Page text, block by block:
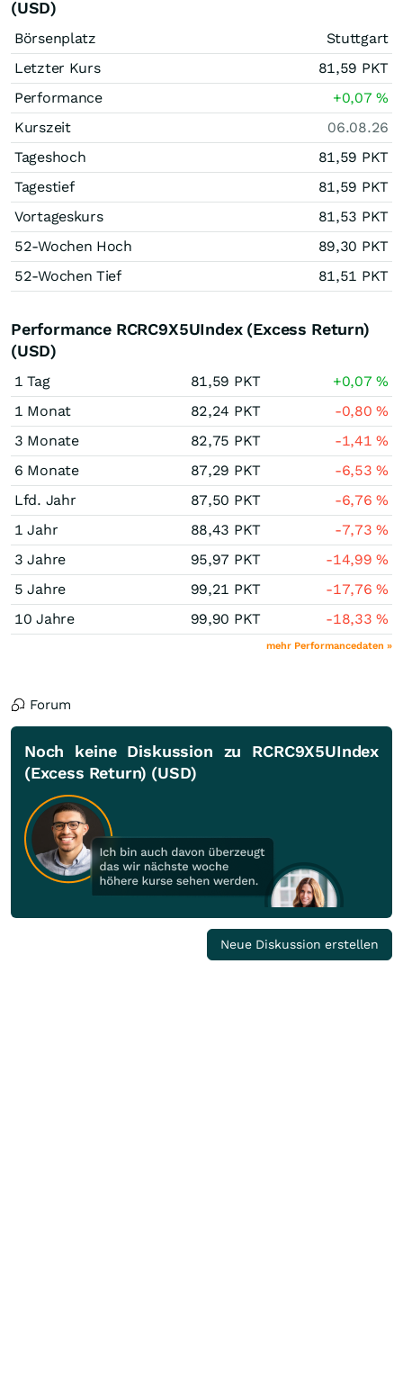
(USD)
Börsenplatz
Stuttgart
Letzter Kurs
81,59 PKT
Performance
+0,07%
Kurszeit
06.08.26
Tageshoch
81,59 PKT
Tagestief
81,59 PKT
Vortageskurs
81,53 PKT
52-Wochen Hoch
89,30 PKT
52-Wochen Tief
81,51 PKT
Performance RCRC9X5UIndex (Excess Return)
(USD)
1 Tag 81,59 PKT +0,07%
1 Monat
82,24 PKT -0,80%
3 Monate
82,75 PKT -1,41%
6 Monate
87,29 PKT -6,53%
Lfd. Jahr
87,50 PKT -6,76%
1 Jahr
88,43 PKT -7,73%
3 Jahre
95,97 PKT -14,99%
5 Jahre
99,21 PKT -17,76%
10 Jahre
99,90 PKT -18,33%
mehr Performancedaten »
Forum
Noch keine Diskussion zu RCRC9X5UIndex
(Excess Return) (USD)
Neue Diskussion erstellen